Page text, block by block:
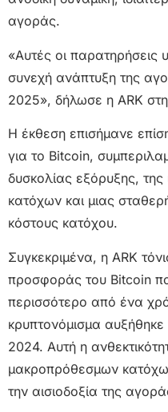
αγοράς.
«Αυτές οι παρατηρήσεις
συνεχή ανάπτυξη της
2025», δήλωσε η ARK
Η έκθεση επισήμανε
για το Bitcoin,
δυσκολίας εξόρυξης,
κατόχων και μιας
κόστους κατόχου.
Συγκεκριμένα, η ARK
προσφοράς του Bitcoin
περισσότερο από ένα
κρυπτονόμισμα
2024. Αυτή η
μακροπρόθεσμων
την αισιοδοξία της